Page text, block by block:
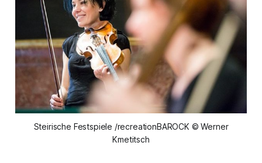
Steirische Festspiele /recreationBAROCK © Werner
Kmetitsch